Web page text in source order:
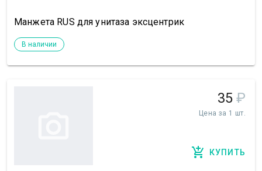
Манжета RUS для унитаза эксцентрик
В наличии
35 ₽
Цена за 1 шт.
КУПИТЬ